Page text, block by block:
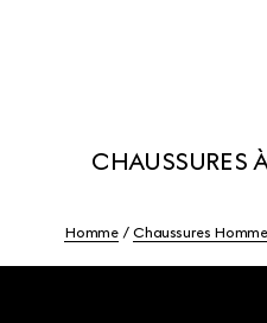
CHAUSSURES
Homme Chaussures Homme